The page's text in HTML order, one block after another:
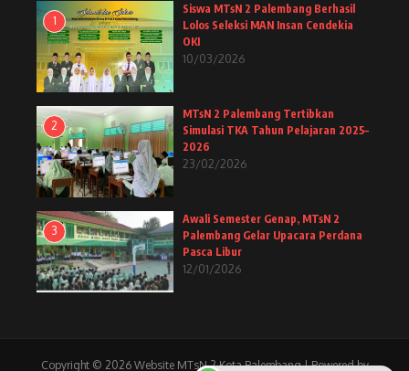
1
Siswa MTsN 2 Palembang Berhasil
Lolos Seleksi MAN Insan Cendekia
OKI
10/03/2026
2
MTsN 2 Palembang Tertibkan
Simulasi TKA Tahun Pelajaran 2025–
2026
23/02/2026
3
Awali Semester Genap, MTsN 2
Palembang Gelar Upacara Perdana
Pasca Libur
12/01/2026
Copyright © 2026 Website MTsN 2 Kota Palembang | Powered by